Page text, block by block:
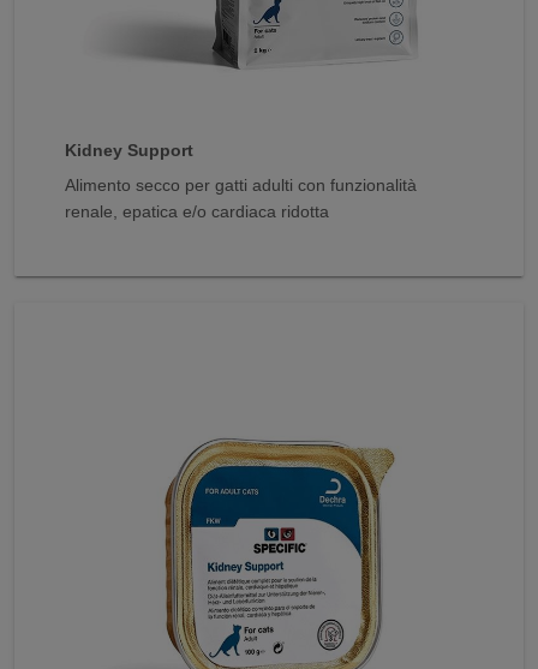
Kidney Support
Alimento secco per gatti adulti con funzionalità
renale, epatica e/o cardiaca ridotta